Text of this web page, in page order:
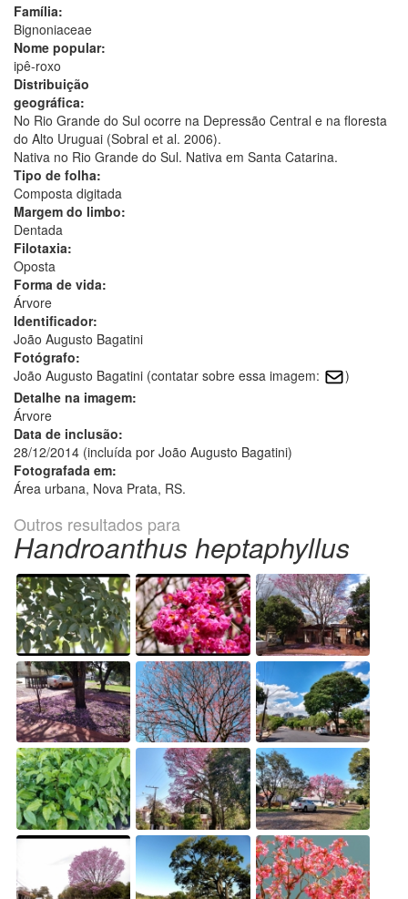
Família:
Bignoniaceae
Nome popular:
ipê-roxo
Distribuição
geográfica:
No Rio Grande do Sul ocorre na Depressão Central e na floresta
do Alto Uruguai (Sobral et al. 2006).
Nativa no Rio Grande do Sul. Nativa em Santa Catarina.
Tipo de folha:
Composta digitada
Margem do limbo:
Dentada
Filotaxia:
Oposta
Forma de vida:
Árvore
Identificador:
João Augusto Bagatini
Fotógrafo:
João Augusto Bagatini (contatar sobre essa imagem:
)
Detalhe na imagem:
Árvore
Data de inclusão:
28/12/2014 (incluída por João Augusto Bagatini)
Fotografada em:
Área urbana, Nova Prata, RS.
Outros resultados para
Handroanthus heptaphyllus